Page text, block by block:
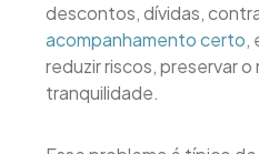
descontos, dívidas,
acompanhamento certo,
reduzir riscos, preservar
tranquilidade.